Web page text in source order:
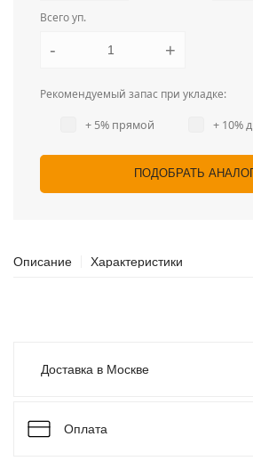
Всего уп.
- +
Рекомендуемый запас при укладке:
+ 5% прямой + 10%
ПОДОБРАТЬ
Описание Характеристики
Доставка в Москве
Оплата